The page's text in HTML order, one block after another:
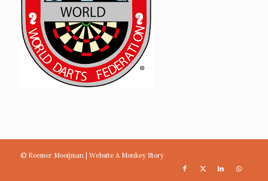
© Roemer Mooijman | Website A Monkey Story